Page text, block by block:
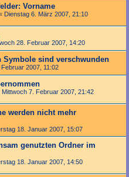
Vorname
Dienstag 6. März 2007, 21:10
28. Februar 2007, 14:20
Symbole sind verschwunden
2007, 11:02
Mittwoch 7. Februar 2007, 21:42
werden nicht mehr
18. Januar 2007, 15:07
genutzten Ordner im
18. Januar 2007, 14:50